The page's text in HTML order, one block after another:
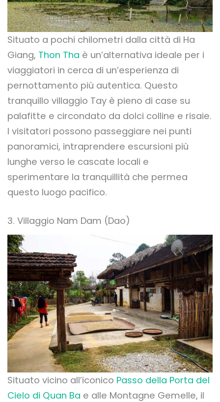
Situato a pochi chilometri dalla città di Ha
Giang, Thon Tha è un’alternativa ideale per i
viaggiatori in cerca di un’esperienza di
pernottamento più autentica. Questo
tranquillo villaggio Tay è pieno di case su
palafitte e circondato da dolci colline e risaie.
I visitatori possono passeggiare nei punti
panoramici, intraprendere escursioni più
lunghe verso le cascate locali e
sperimentare la tranquillità che permea
questo luogo pacifico.
3. Villaggio Nam Dam (Dao)
Situato vicino all’iconico Passo della Porta del
Cielo di Quan Ba e alle Montagne Gemelle, il